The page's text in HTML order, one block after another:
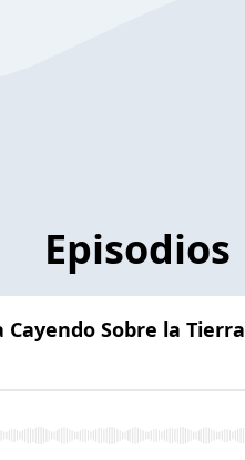
Episodios
Sobre la Tierra